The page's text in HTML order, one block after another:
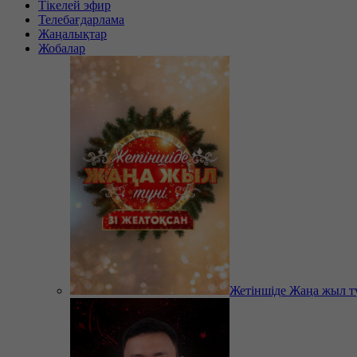
Тікелей эфир
Телебағдарлама
Жаңалықтар
Жобалар
Жетіншіде Жаңа жыл